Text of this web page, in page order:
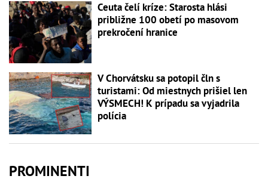
Ceuta čelí kríze: Starosta hlási
približne 100 obetí po masovom
prekročení hranice
V Chorvátsku sa potopil čln s
turistami: Od miestnych prišiel len
VÝSMECH! K prípadu sa vyjadrila
polícia
PROMINENTI